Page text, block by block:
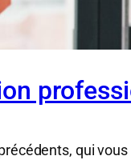
qui